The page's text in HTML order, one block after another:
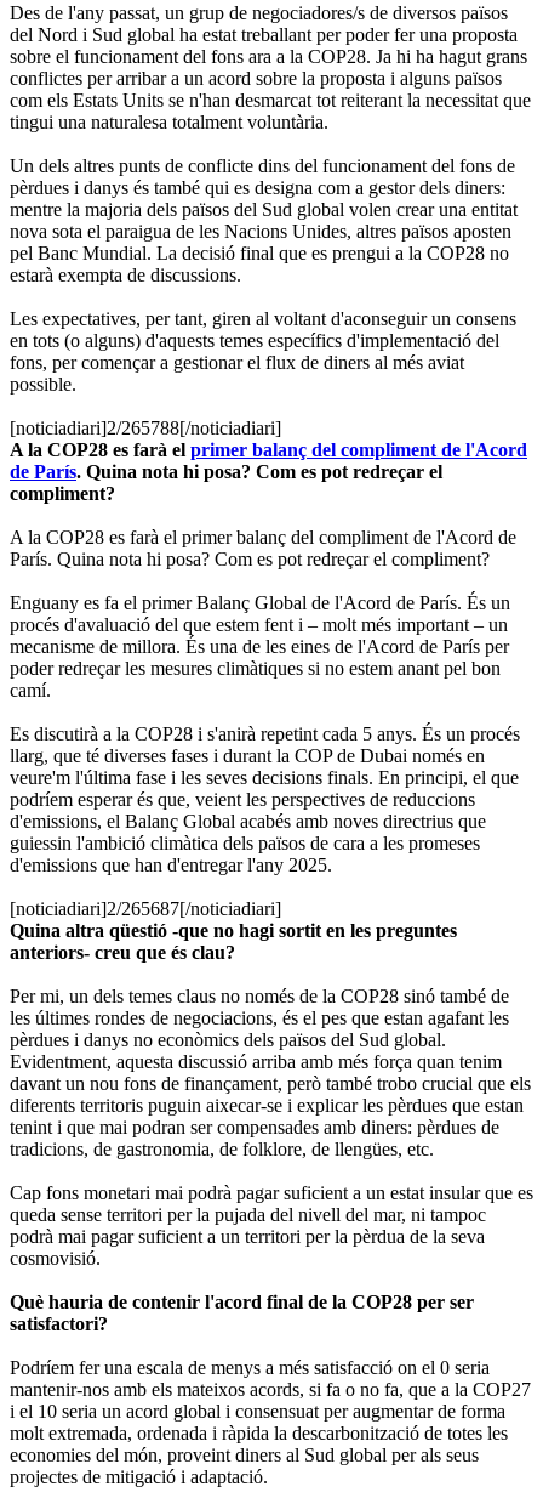
Des de l'any passat, un grup de negociadores/s de diversos països
del Nord i Sud global ha estat treballant per poder fer una proposta
sobre el funcionament del fons ara a la COP28. Ja hi ha hagut grans
conflictes per arribar a un acord sobre la proposta i alguns països
com els Estats Units se n'han desmarcat tot reiterant la necessitat que
tingui una naturalesa totalment voluntària.
Un dels altres punts de conflicte dins del funcionament del fons de
pèrdues i danys és també qui es designa com a gestor dels diners:
mentre la majoria dels països del Sud global volen crear una entitat
nova sota el paraigua de les Nacions Unides, altres països aposten
pel Banc Mundial. La decisió final que es prengui a la COP28 no
estarà exempta de discussions.
Les expectatives, per tant, giren al voltant d'aconseguir un consens
en tots (o alguns) d'aquests temes específics d'implementació del
fons, per començar a gestionar el flux de diners al més aviat
possible.
[noticiadiari]2/265788[/noticiadiari]
A la COP28 es farà el primer balanç del compliment de l'Acord
de París. Quina nota hi posa? Com es pot redreçar el
compliment?
A la COP28 es farà el primer balanç del compliment de l'Acord de
París. Quina nota hi posa? Com es pot redreçar el compliment?
Enguany es fa el primer Balanç Global de l'Acord de París. És un
procés d'avaluació del que estem fent i – molt més important – un
mecanisme de millora. És una de les eines de l'Acord de París per
poder redreçar les mesures climàtiques si no estem anant pel bon
camí.
Es discutirà a la COP28 i s'anirà repetint cada 5 anys. És un procés
llarg, que té diverses fases i durant la COP de Dubai només en
veure'm l'última fase i les seves decisions finals. En principi, el que
podríem esperar és que, veient les perspectives de reduccions
d'emissions, el Balanç Global acabés amb noves directrius que
guiessin l'ambició climàtica dels països de cara a les promeses
d'emissions que han d'entregar l'any 2025.
[noticiadiari]2/265687[/noticiadiari]
Quina altra qüestió -que no hagi sortit en les preguntes
anteriors- creu que és clau?
Per mi, un dels temes claus no només de la COP28 sinó també de
les últimes rondes de negociacions, és el pes que estan agafant les
pèrdues i danys no econòmics dels països del Sud global.
Evidentment, aquesta discussió arriba amb més força quan tenim
davant un nou fons de finançament, però també trobo crucial que els
diferents territoris puguin aixecar-se i explicar les pèrdues que estan
tenint i que mai podran ser compensades amb diners: pèrdues de
tradicions, de gastronomia, de folklore, de llengües, etc.
Cap fons monetari mai podrà pagar suficient a un estat insular que es
queda sense territori per la pujada del nivell del mar, ni tampoc
podrà mai pagar suficient a un territori per la pèrdua de la seva
cosmovisió.
Què hauria de contenir l'acord final de la COP28 per ser
satisfactori?
Podríem fer una escala de menys a més satisfacció on el 0 seria
mantenir-nos amb els mateixos acords, si fa o no fa, que a la COP27
i el 10 seria un acord global i consensuat per augmentar de forma
molt extremada, ordenada i ràpida la descarbonització de totes les
economies del món, proveint diners al Sud global per als seus
projectes de mitigació i adaptació.